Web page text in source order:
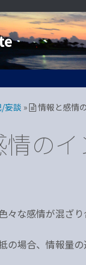
妄談 » 情報と感情
の
々な感情が混ざ
の場合、情報量